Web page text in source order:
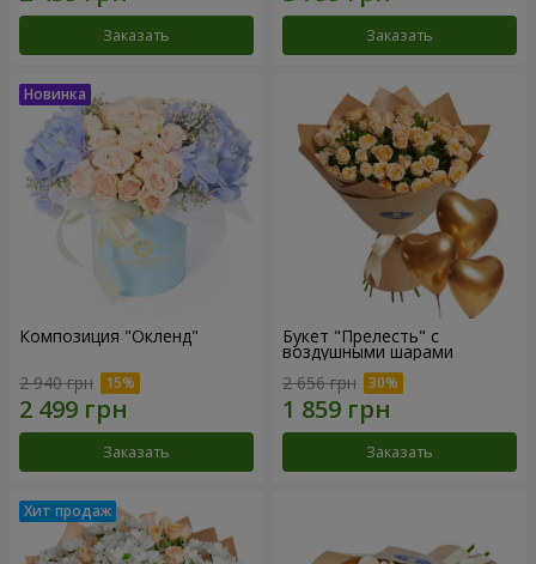
Заказать Заказать
Композиция "Окленд"
2 940 грн
Заказать
Букет "Прелесть" с
воздушными шарами
2 656 грн
Заказать